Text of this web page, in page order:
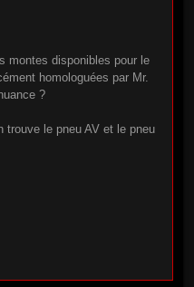
montes disponibles pour le
homologuées par Mr.
?
trouve le pneu AV et le pneu